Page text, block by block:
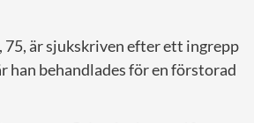
, 75, är sjukskriven efter ett ingrepp
han behandlades för en förstorad